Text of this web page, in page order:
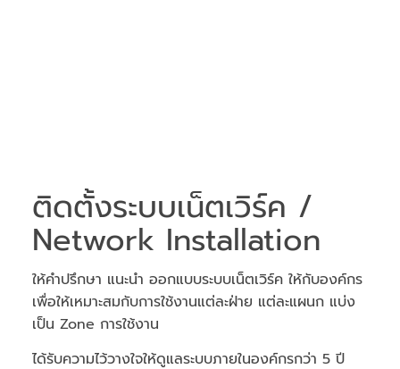
ติดตั้งระบบเน็ตเวิร์ค /
Network Installation
ให้คำปรึกษา แนะนำ ออกแบบระบบเน็ตเวิร์ค ให้กับองค์กร
เพื่อให้เหมาะสมกับการใช้งานแต่ละฝ่าย แต่ละแผนก แบ่ง
เป็น Zone การใช้งาน
ได้รับความไว้วางใจให้ดูแลระบบภายในองค์กรกว่า 5 ปี